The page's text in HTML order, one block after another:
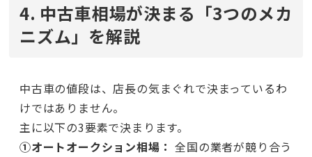
4. 中古車相場が決まる「3つのメカ
ニズム」を解説
中古車の値段は、店長の気まぐれで決まっているわ
けではありません。
主に以下の3要素で決まります。
①オートオークション相場：全国の業者が競り合う